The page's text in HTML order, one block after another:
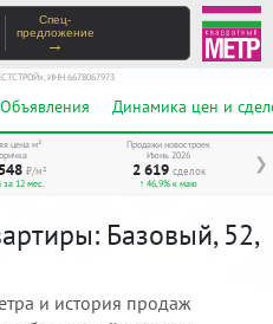
Спец-
предложение
→
ИНН 6678067973
Объявления Динамика цен и
❯
цена м²
₽/м²
за 12 мес.
Продажи новостроек
Июнь 2026
2 619 сделок
↑ 46,9% к маю
Базовый, 52,
и история продаж